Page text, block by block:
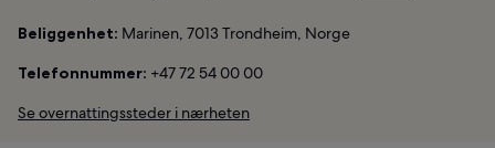
Beliggenhet: Marinen, 7013 Trondheim, Norge
Telefonnummer: +47 72 54 00 00
Se overnattingssteder i nærheten